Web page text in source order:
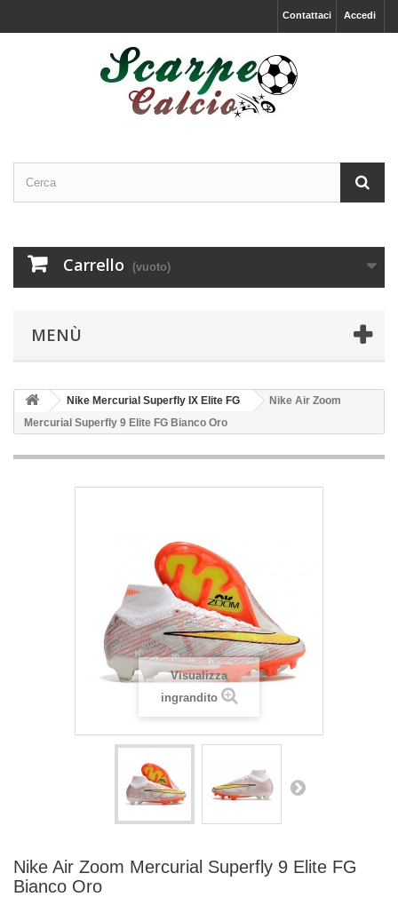
Accedi
Contattaci
Carrello (vuoto)
MENÙ
Nike Mercurial Superfly IX Elite FG
Nike Air Zoom
Mercurial Superfly 9 Elite FG Bianco Oro
Visualizza
ingrandito
Nike Air Zoom Mercurial Superfly 9 Elite FG
Bianco Oro